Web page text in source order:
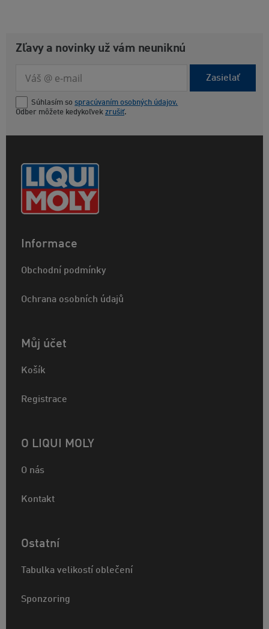
Zľavy a novinky už vám neuniknú
Zasielať
Súhlasím so spracúvaním osobných údajov.
Odber môžete kedykoľvek zrušiť.
Informace
Obchodní podmínky
Ochrana osobních údajů
Můj účet
Košík
Registrace
O LIQUI MOLY
O nás
Kontakt
Ostatní
Tabulka velikostí oblečení
Sponzoring